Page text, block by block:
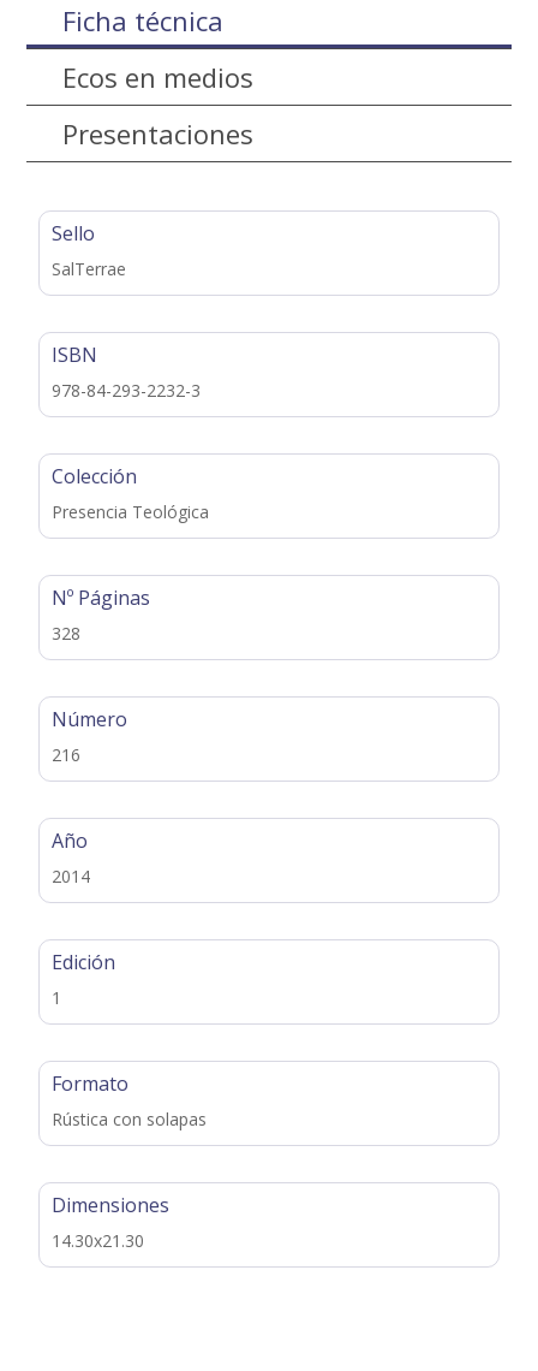
Ficha técnica
Ecos en medios
Presentaciones
Sello
SalTerrae
ISBN
978-84-293-2232-3
Colección
Presencia Teológica
Nº Páginas
328
Número
216
Año
2014
Edición
1
Formato
Rústica con solapas
Dimensiones
14.30x21.30